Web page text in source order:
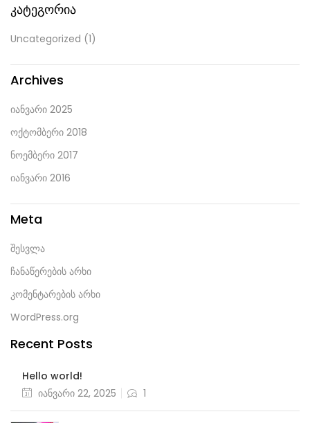
Კატეგორია
Uncategorized (1)
Archives
იანვარი 2025
ოქტომბერი 2018
ნოემბერი 2017
იანვარი 2016
Meta
შესვლა
ჩანაწერების არხი
კომენტარების არხი
WordPress.org
Recent Posts
Hello world!
Posted
იანვარი 22, 2025 1